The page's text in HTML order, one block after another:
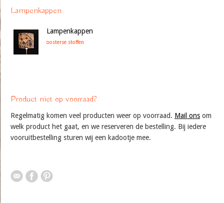
Lampenkappen
Lampenkappen
oosterse stoffen
Product niet op voorraad?
Regelmatig komen veel producten weer op voorraad. Mail ons om
welk product het gaat, en we reserveren de bestelling. Bij iedere
vooruitbestelling sturen wij een kadootje mee.